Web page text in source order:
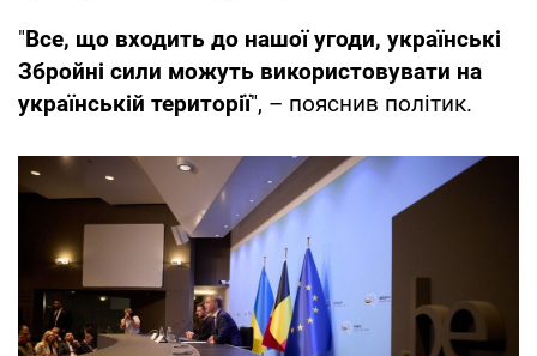
"Все, що входить до нашої угоди, українські
Збройні сили можуть використовувати на
українській території", – пояснив політик.